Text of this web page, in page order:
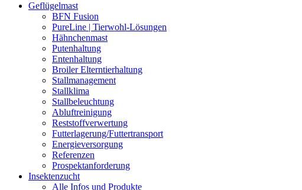
Geflügelmast
BFN Fusion
PureLine | Tierwohl-Lösungen
Hähnchenmast
Putenhaltung
Entenhaltung
Broiler Elterntierhaltung
Stallmanagement
Stallklima
Stallbeleuchtung
Abluftreinigung
Reststoffverwertung
Futterlagerung/Futtertransport
Energieversorgung
Referenzen
Prospektanforderung
Insektenzucht
Alle Infos und Produkte